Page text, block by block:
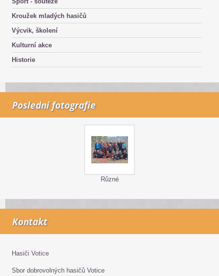
Kroužek mladých hasičů
Výcvik, školení
Kulturní akce
Historie
Poslední fotografie
Různé
Kontakt
Hasiči Votice
Sbor dobrovolných hasičů Votice